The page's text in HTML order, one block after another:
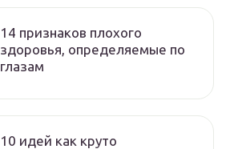
14 признаков плохого
здоровья, определяемые по
глазам
10 идей как круто